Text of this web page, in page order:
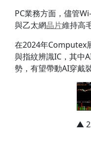
PC業務方面，儘管
與乙太網晶片維持高
在2024年Computex
與指紋辨識IC，其中
勢，有望帶動AI穿戴
▲